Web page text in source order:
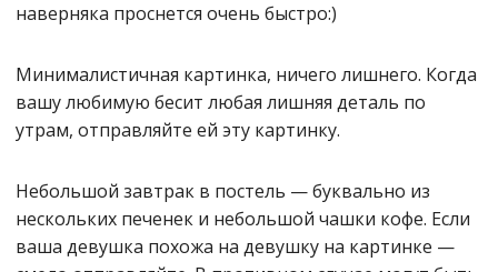
наверняка проснется очень быстро:)
Минималистичная картинка, ничего лишнего. Когда
вашу любимую бесит любая лишняя деталь по
утрам, отправляйте ей эту картинку.
Небольшой завтрак в постель — буквально из
нескольких печенек и небольшой чашки кофе. Если
ваша девушка похожа на девушку на картинке —